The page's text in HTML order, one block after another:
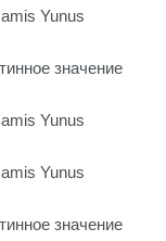
Yunus
значение
Yunus
Yunus
значение